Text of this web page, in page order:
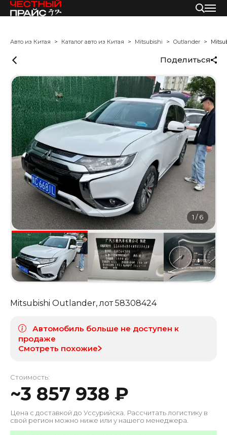
Авто из Китая Каталог авто из Китая Mitsubishi Outlander
Поделиться
1 /6
Mitsubishi Outlander, лот58308424
Автомобиль больше не доступен к
продаже
Смотреть похожие
Стоимость:
~3 857 938 ₽
Цена с доставкой до Уссурийска . Рассчитать логистику в
свой регион можно ниже или у нашего менеджера.